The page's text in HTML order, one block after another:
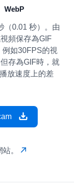
WebP
（0.01 秒）。由
頻保存為GIF
如30FPS的視
存為GIF時，就
放速度上的差
。